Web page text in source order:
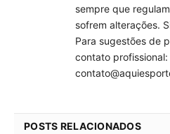
sempre que
sofrem alterações.
Para sugestões de
contato profissional:
POSTS RELACIONADOS